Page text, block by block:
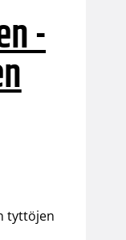
-
tyttöjen